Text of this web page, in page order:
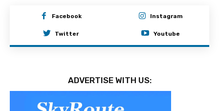
Facebook Instagram
Twitter Youtube
ADVERTISE WITH US: